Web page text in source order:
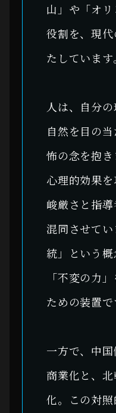
山」や「オ
役割を、現
たしています
人は、自分
自然を目の
怖の念を抱
心理的効果
峻厳さと指
混同させて
統」という
「不変の力
ための装置で
一方で、中
商業化と、
化。この対